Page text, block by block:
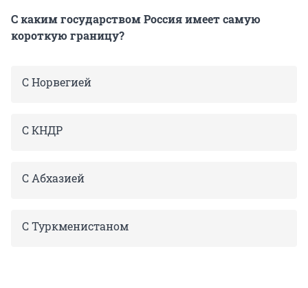
С каким государством Россия имеет самую
короткую границу?
С Норвегией
С КНДР
С Абхазией
С Туркменистаном